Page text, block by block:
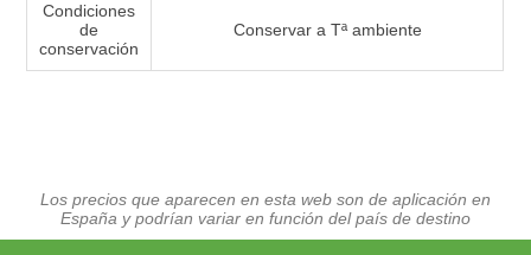
Condiciones
de
conservación
Conservar a Tª ambiente
Los precios que aparecen en esta web son de aplicación en
España y podrían variar en función del país de destino